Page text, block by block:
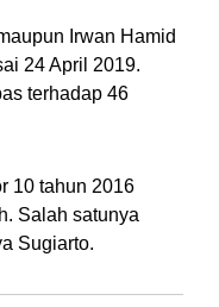
Irwan Hamid
24 April 2019.
terhadap 46
10 tahun 2016
Salah satunya
Sugiarto.